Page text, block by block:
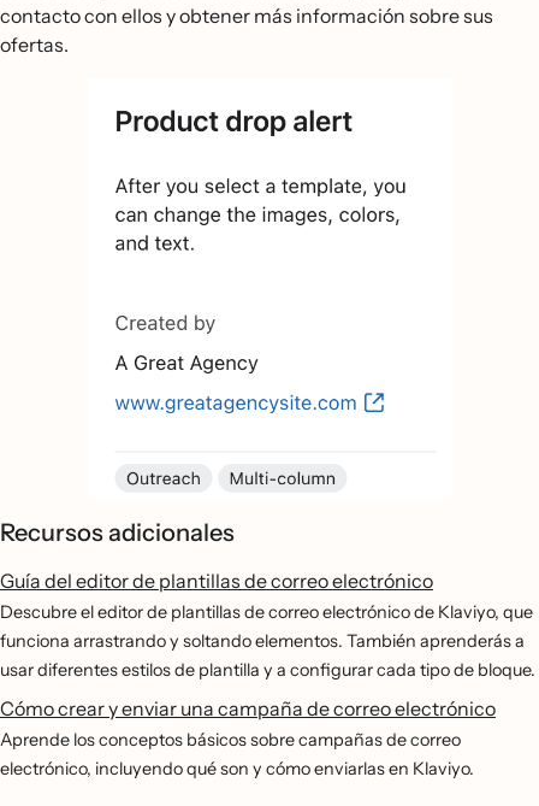
contacto con ellos y obtener más información sobre sus
ofertas.
Recursos adicionales
Guía del editor de plantillas de correo electrónico
Descubre el editor de plantillas de correo electrónico de Klaviyo, que
funciona arrastrando y soltando elementos. También aprenderás a
usar diferentes estilos de plantilla y a configurar cada tipo de bloque.
Cómo crear y enviar una campaña de correo electrónico
Aprende los conceptos básicos sobre campañas de correo
electrónico, incluyendo qué son y cómo enviarlas en Klaviyo.